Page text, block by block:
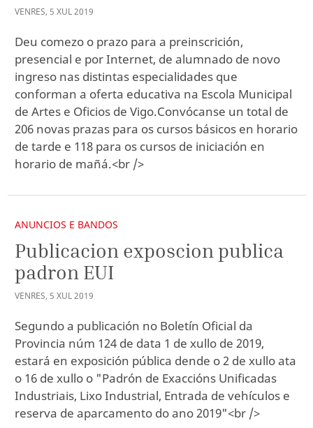
VENRES, 5 XUL2019
Deu comezo o prazo para a preinscrición,
presencial e por Internet, de alumnado de novo
ingreso nas distintas especialidades que
conforman a oferta educativa na Escola Municipal
de Artes e Oficios de Vigo.Convócanse un total de
206 novas prazas para os cursos básicos en horario
de tarde e 118 para os cursos de iniciación en
horario de mañá.<br />
ANUNCIOS E BANDOS
Publicacion exposcion publica
padron EUI
VENRES, 5 XUL2019
Segundo a publicación no Boletín Oficial da
Provincia núm 124 de data 1 de xullo de 2019,
estará en exposición pública dende o 2 de xullo ata
o 16 de xullo o "Padrón de Exaccións Unificadas
Industriais, Lixo Industrial, Entrada de vehículos e
reserva de aparcamento do ano 2019"<br />